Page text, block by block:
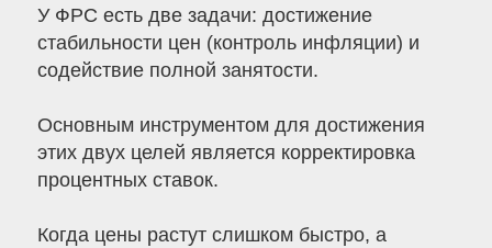
У ФРС есть две задачи: достижение
стабильности цен (контроль инфляции) и
содействие полной занятости.
Основным инструментом для достижения
этих двух целей является корректировка
процентных ставок.
Когда цены растут слишком быстро, а